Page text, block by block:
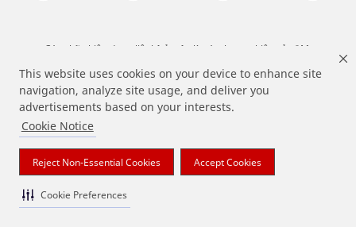
This website uses cookies on your device to enhance site
navigation, analyze site usage, and deliver you
advertisements based on your interests.
Cookie Notice
Reject Non-Essential Cookies Accept Cookies
Cookie Preferences
Các nhãn hiệu được liệt kê ở trên là các thương hiệu của 3M.